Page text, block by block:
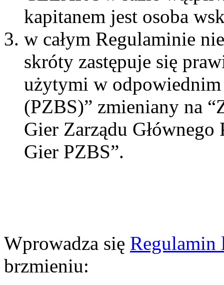
kapitanem jest osoba
w całym Regulaminie
skróty zastępuje się
użytymi w odpowiednim
(PZBS)” zmieniany na
Gier Zarządu Głównego
Gier PZBS”.
Wprowadza się Regulamin
brzmieniu: